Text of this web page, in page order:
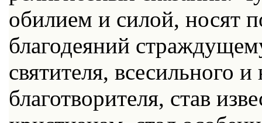
обилием и силой, носят
благодеяний
святителя, всесильного
благотворителя, став